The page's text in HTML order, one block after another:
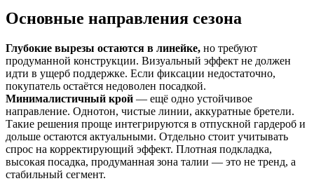
Основные направления сезона
Глубокие вырезы остаются в линейке, но требуют
продуманной конструкции. Визуальный эффект не должен
идти в ущерб поддержке. Если фиксации недостаточно,
покупатель остаётся недоволен посадкой.
Минималистичный крой — ещё одно устойчивое
направление. Однотон, чистые линии, аккуратные бретели.
Такие решения проще интегрируются в отпускной гардероб и
дольше остаются актуальными. Отдельно стоит учитывать
спрос на корректирующий эффект. Плотная подкладка,
высокая посадка, продуманная зона талии — это не тренд, а
стабильный сегмент.